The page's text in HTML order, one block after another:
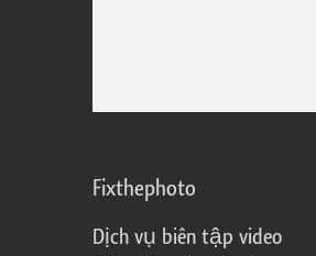
Fixthephoto
Dịch vụ biên tập video